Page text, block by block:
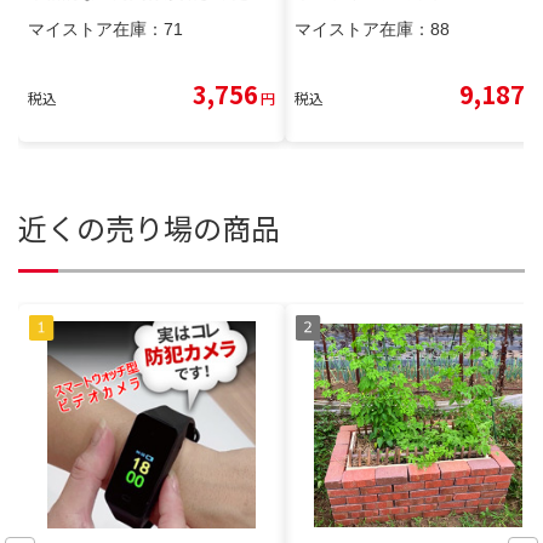
マイストア在庫： 71
税込 3,756円
マイストア在庫： 88
税込 9,187
近くの売り場の商品